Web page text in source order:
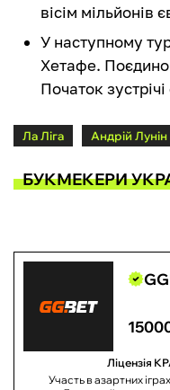
вісім мільйонів
У наступному
Хетафе.
Початок
Ла Ліга Андрій Лунін
БУКМЕКЕРИ
Ліцензія
Участь в азартних